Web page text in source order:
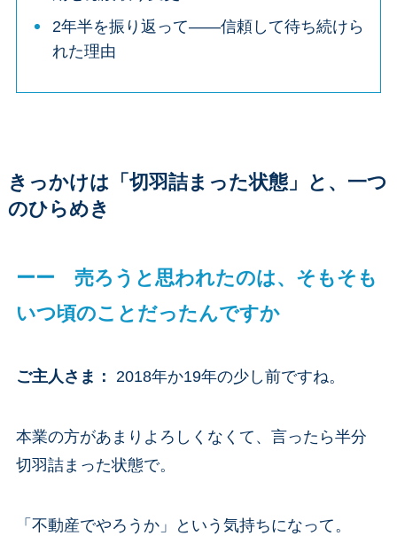
2年半を振り返って——信頼して待ち続けら
れた理由
きっかけは「切羽詰まった状態」と、一つ
のひらめき
ーー 売ろうと思われたのは、そもそも
いつ頃のことだったんですか
ご主人さま： 2018年か19年の少し前ですね。
本業の方があまりよろしくなくて、言ったら半分
切羽詰まった状態で。
「不動産でやろうか」という気持ちになって。